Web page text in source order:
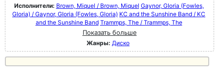
Исполнители: Brown, Miquel / Brown, Miquel Gaynor, GIoria (Fowles,
Gloria) / Gaynor, GIoria (Fowles, Gloria) KC and the Sunshine Band / KC
and the Sunshine Band Trammps, The / Trammps, The
Показать больше
Жанры: Диско